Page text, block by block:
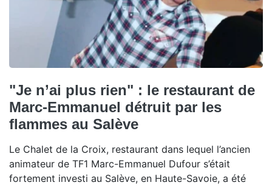
"Je n’ai plus rien" : le restaurant de
Marc-Emmanuel détruit par les
flammes au Salève
Le Chalet de la Croix, restaurant dans lequel l’ancien
animateur de TF1 Marc-Emmanuel Dufour s’était
fortement investi au Salève, en Haute-Savoie, a été